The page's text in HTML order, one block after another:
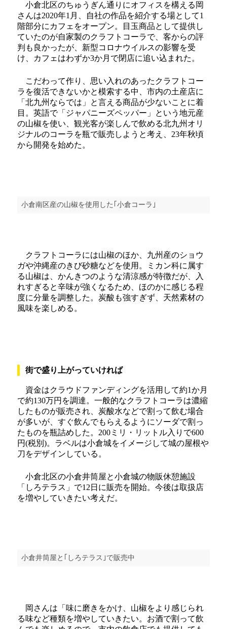
小倉北区のちゅうぎん通りにオフィスを構える岡
さんは2020年1月、自社の作品を紹介する場として1
階部分にカフェをオープン。目玉商品として提供し
ていたのが自家製のクラフトコーラで、客からの評
判も良かったが、新型コロナウイルスの影響を受
け、カフェはわずか3か月で閉店に追い込まれた。
こだわって作り、思い入れのあったクラフトコー
ラを復活できないかと模索する中、市内の土産店に
「北九州ならでは」と言える商品が少ないことに着
目。英語で「ジャパニーズペッパー」という地元産
の山椒を使い、観光客が楽しんで飲める北九州オリ
ジナルのコーラを瓶で販売しようと考え、23年秋頃
から開発を始めた。
小倉南区産の山椒を使用した｢小倉コーラ｣
クラフトコーラには山椒のほか、九州産のショウ
ガや沖縄産のきび砂糖などを使用。ミカン科に属す
る山椒は、かんきつのような清涼感が特徴だが、入
れすぎると辛味が強くなるため、ほのかに感じる程
度に分量を調整した。炭酸も強すぎず、天然素材の
風味を楽しめる。
街で盛り上がっていければ
資金はクラウドファンディングを活用して約1か月
で約130万円を調達。一般的なクラフトコーラは濃縮
したものが販売され、炭酸水などで割って飲む場合
が多いが、すぐ飲んでもらえるようにソーダで割っ
たものを瓶詰めした。200ミリ・リットル入りで600
円(税別)。ラベルは小倉城をイメージして城の屋根や
刀をデザインしている。
小倉北区の小倉井筒屋と小倉城の物販休憩施設
「しろテラス」で12日に販売を開始。今後は取扱店
を増やしていきたい考えだ。
小倉井筒屋と｢しろテラス｣で販売中
岡さんは「味に磨きをかけ、山椒をより感じられ
る味など種類を増やしていきたい。お酒で割って飲